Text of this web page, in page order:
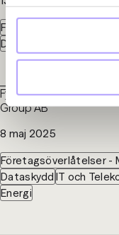
Företagsöverlåtelser -
Dataskydd
8 maj 2025
Företagsöverlåtelser -
Dataskydd IT och
Energi
Fylgia har biträtt St1 i
Group AB